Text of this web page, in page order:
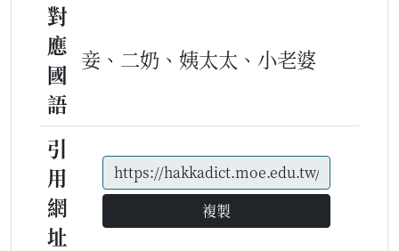
對
應
國
語
妾、二奶、姨太太、小老婆
引
用
網
址
複製